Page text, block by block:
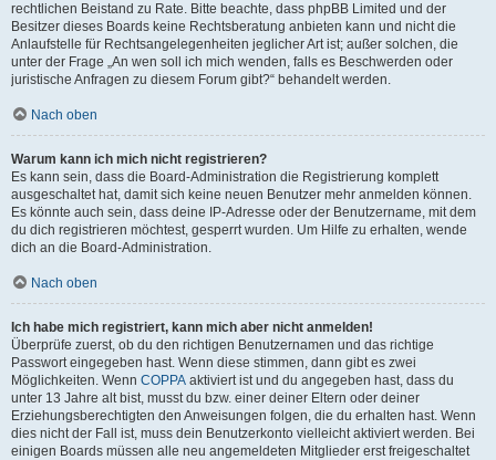
rechtlichen Beistand zu Rate. Bitte beachte, dass phpBB Limited und der
Besitzer dieses Boards keine Rechtsberatung anbieten kann und nicht die
Anlaufstelle für Rechtsangelegenheiten jeglicher Art ist; außer solchen, die
unter der Frage „An wen soll ich mich wenden, falls es Beschwerden oder
juristische Anfragen zu diesem Forum gibt?“ behandelt werden.
Nach oben
Warum kann ich mich nicht registrieren?
Es kann sein, dass die Board-Administration die Registrierung komplett
ausgeschaltet hat, damit sich keine neuen Benutzer mehr anmelden können.
Es könnte auch sein, dass deine IP-Adresse oder der Benutzername, mit dem
du dich registrieren möchtest, gesperrt wurden. Um Hilfe zu erhalten, wende
dich an die Board-Administration.
Nach oben
Ich habe mich registriert, kann mich aber nicht anmelden!
Überprüfe zuerst, ob du den richtigen Benutzernamen und das richtige
Passwort eingegeben hast. Wenn diese stimmen, dann gibt es zwei
Möglichkeiten. Wenn COPPA aktiviert ist und du angegeben hast, dass du
unter 13 Jahre alt bist, musst du bzw. einer deiner Eltern oder deiner
Erziehungsberechtigten den Anweisungen folgen, die du erhalten hast. Wenn
dies nicht der Fall ist, muss dein Benutzerkonto vielleicht aktiviert werden. Bei
einigen Boards müssen alle neu angemeldeten Mitglieder erst freigeschaltet